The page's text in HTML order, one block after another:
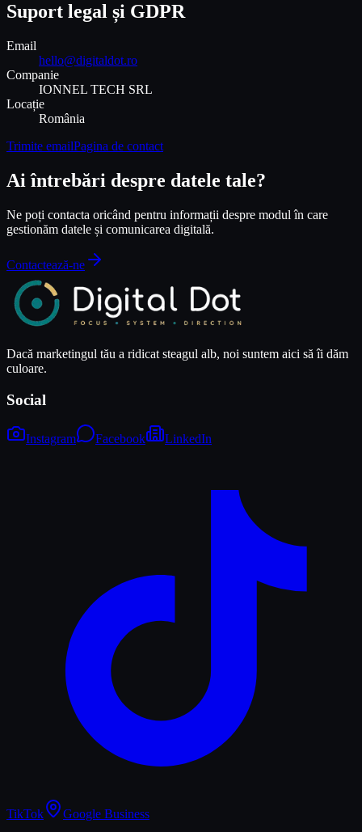
Suport legal și GDPR
Email
hello@digitaldot.ro
Companie
IONNEL TECH SRL
Locație
România
Trimite emailPagina de contact
Ai întrebări despre datele tale?
Ne poți contacta oricând pentru informații despre modul în care
gestionăm datele și comunicarea digitală.
Contactează-ne
Dacă marketingul tău a ridicat steagul alb, noi suntem aici să îi dăm
culoare.
Social
Instagram Facebook LinkedIn
TikTok Google Business